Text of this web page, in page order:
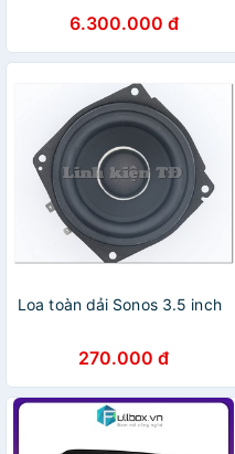
6.300.000 đ
Loa toàn dải Sonos 3.5 inch
270.000 đ